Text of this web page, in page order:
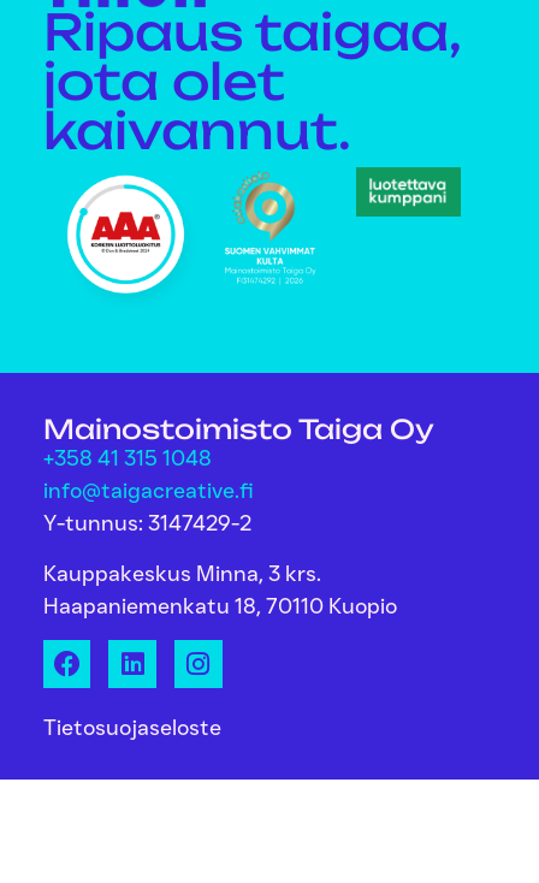
Ripaus taigaa,
jota olet
kaivannut.
Mainostoimisto Taiga Oy
+358 41 315 1048
info@taigacreative.fi
Y-tunnus: 3147429-2
Kauppakeskus Minna, 3 krs.
Haapaniemenkatu 18, 70110 Kuopio
Tietosuojaseloste